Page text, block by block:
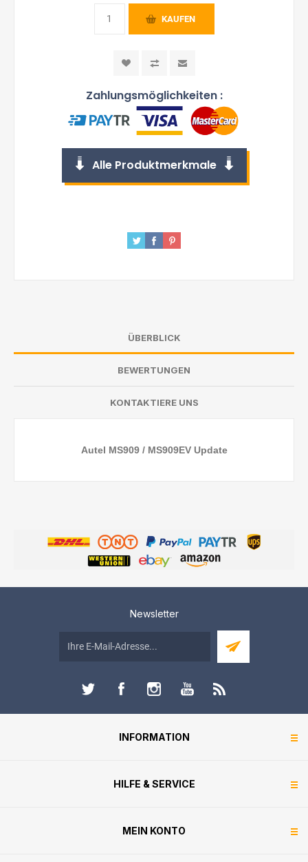
KAUFEN
Zahlungsmöglichkeiten :
Alle Produktmerkmale
ÜBERBLICK
BEWERTUNGEN
KONTAKTIERE UNS
Autel MS909 / MS909EV Update
Newsletter
INFORMATION
HILFE & SERVICE
MEIN KONTO